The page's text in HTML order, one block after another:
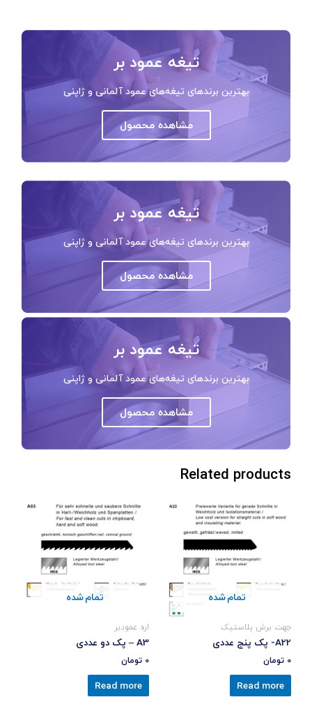
تیغه عمود بر
بهترین برندهای تیغه‌های عمود آلمانی و ژاپنی
مشاهده محصول
تیغه عمود بر
بهترین برندهای تیغه‌های عمود آلمانی و ژاپنی
مشاهده محصول
تیغه عمود بر
بهترین برندهای تیغه‌های عمود آلمانی و ژاپنی
مشاهده محصول
Related products
تمام شده
جهت برش پلاستیک
A22- پک پنج عددی
0 تومان
Read more
تمام شده
اره عمودبر
A3 – پک دو عددی
0 تومان
Read more